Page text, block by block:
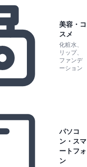
美容・コ
スメ
化粧水、
リップ、
ファンデ
ーション
パソコ
ン・スマ
ートフォ
ン